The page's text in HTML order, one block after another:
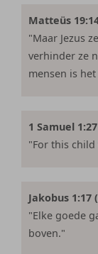
Matteüs
"Maar Jezus
verhinder ze
mensen is
1 Samuel
"For this child
Jakobus 1:17
"Elke goede
boven."